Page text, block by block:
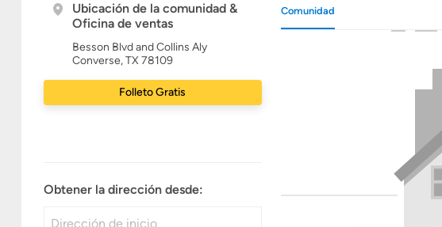
Ubicación de la comunidad &
Oficina de ventas
Besson Blvd and Collins Aly
Converse, TX 78109
Folleto Gratis
Obtener la dirección desde:
Comunidad